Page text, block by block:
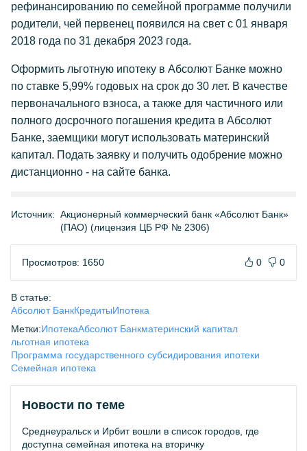
рефинансированию по семейной программе получили
родители, чей первенец появился на свет с 01 января
2018 года по 31 декабря 2023 года.
Оформить льготную ипотеку в Абсолют Банке можно
по ставке 5,99% годовых на срок до 30 лет. В качестве
первоначального взноса, а также для частичного или
полного досрочного погашения кредита в Абсолют
Банке, заемщики могут использовать материнский
капитал. Подать заявку и получить одобрение можно
дистанционно - на сайте банка.
Источник: Акционерный коммерческий банк «Абсолют Банк»
(ПАО) (лицензия ЦБ РФ № 2306)
Просмотров: 1650 0 0
В статье:
Абсолют БанкКредитыИпотека
Метки:ИпотекаАбсолют Банкматеринский капитал
льготная ипотека
Программа государственного субсидирования ипотеки
Семейная ипотека
Новости по теме
Среднеуральск и Ирбит вошли в список городов, где
доступна семейная ипотека на вторичку